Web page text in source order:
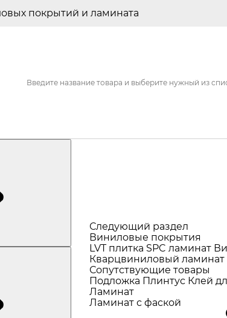
покрытий и ламината
Следующий раздел
Виниловые покрытия
LVT плитка SPC ламинат
Кварцвиниловый ламинат
Сопутствующие товары
Подложка Плинтус Клей
Ламинат
Ламинат с фаской